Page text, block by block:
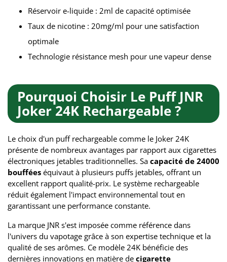
Réservoir e-liquide : 2ml de capacité optimisée
Taux de nicotine : 20mg/ml pour une satisfaction
optimale
Technologie résistance mesh pour une vapeur dense
Pourquoi Choisir Le Puff JNR
Joker 24K Rechargeable ?
Le choix d'un puff rechargeable comme le Joker 24K
présente de nombreux avantages par rapport aux cigarettes
électroniques jetables traditionnelles. Sa capacité de 24000
bouffées équivaut à plusieurs puffs jetables, offrant un
excellent rapport qualité-prix. Le système rechargeable
réduit également l'impact environnemental tout en
garantissant une performance constante.
La marque JNR s'est imposée comme référence dans
l'univers du vapotage grâce à son expertise technique et la
qualité de ses arômes. Ce modèle 24K bénéficie des
dernières innovations en matière de cigarette